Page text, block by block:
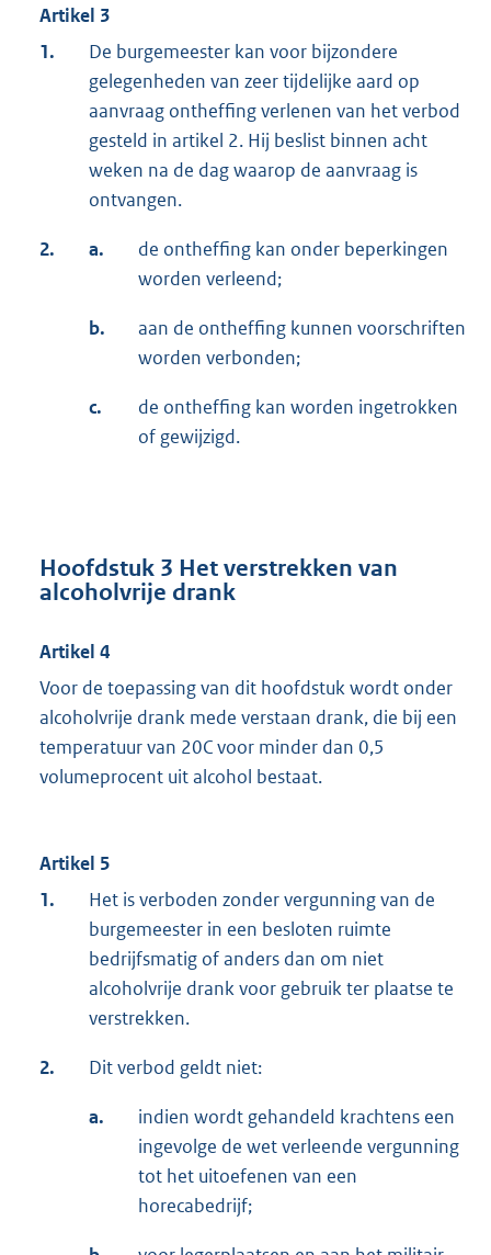
Artikel 3
1.
De burgemeester kan voor bijzondere
gelegenheden van zeer tijdelijke aard op
aanvraag ontheffing verlenen van het verbod
gesteld in artikel 2. Hij beslist binnen acht
weken na de dag waarop de aanvraag is
ontvangen.
2. a.
de ontheffing kan onder beperkingen
worden verleend;
b.
aan de ontheffing kunnen voorschriften
worden verbonden;
c.
de ontheffing kan worden ingetrokken
of gewijzigd.
Hoofdstuk 3 Het verstrekken van
alcoholvrije drank
Artikel 4
Voor de toepassing van dit hoofdstuk wordt onder
alcoholvrije drank mede verstaan drank, die bij een
temperatuur van 20C voor minder dan 0,5
volumeprocent uit alcohol bestaat.
Artikel 5
1.
Het is verboden zonder vergunning van de
burgemeester in een besloten ruimte
bedrijfsmatig of anders dan om niet
alcoholvrije drank voor gebruik ter plaatse te
verstrekken.
2. Dit verbod geldt niet:
a.
indien wordt gehandeld krachtens een
ingevolge de wet verleende vergunning
tot het uitoefenen van een
horecabedrijf;